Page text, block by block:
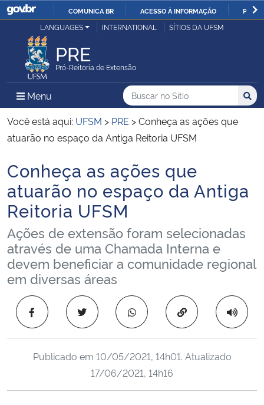
IR
COMUNICA BR ACESSO À INFORMAÇÃO
Ministério da Justiça e Segurança Pública
Ministério da Defesa
Ministério das Relações Exteriores
Ministério da Infraestrutura
Ministério da Agricultura, Pecuária e Abastecimento
Ministério da Educação
Ministério da Cidadania
Ministério da Saúde
Ministério de Minas e Energia
Ministério da Ciência, Tecnologia, Inovações e Comunicações
LANGUAGES INTERNATIONAL SÍTIOS DA UFSM
PRE
Pró-Reitoria de Extensão
Menu Menu Principal do Sítio
Busca
Buscar no no Sítio
Busca:
Você está aqui: UFSM > PRE >Conheça as ações que
atuarão no espaço da Antiga Reitoria UFSM
Início do conteúdo
Conheça as ações que
atuarão no espaço da Antiga
Reitoria UFSM
Ações de extensão foram selecionadas
através de uma Chamada Interna e
devem beneficiar a comunidade regional
em diversas áreas
Copiar para área
Publicado em 10/05/2021, 14h01. Atualizado
17/06/2021, 14h16